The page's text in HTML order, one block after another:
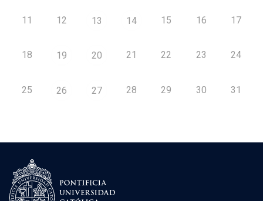
11 12 13 14 15 16 17
18 19 20 21 22 23 24
25 26 27 28 29 30 31